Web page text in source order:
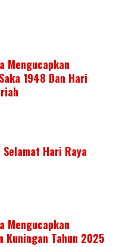
Mengucapkan
1948 Dan Hari
Hari Raya
Mengucapkan
Kuningan Tahun 2025